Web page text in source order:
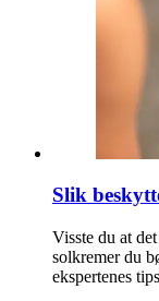
Slik
Visste du at
solkremer du
ekspertenes